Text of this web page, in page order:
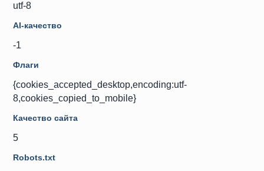
utf-8
AI-качество
-1
Флаги
{cookies_accepted_desktop,encoding:utf-
8,cookies_copied_to_mobile}
Качество сайта
5
Robots.txt